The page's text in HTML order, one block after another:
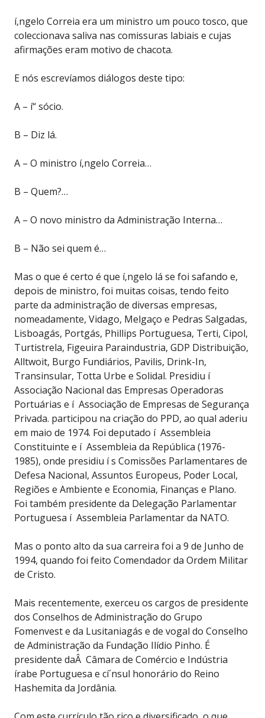
í‚ngelo Correia era um ministro um pouco tosco, que
coleccionava saliva nas comissuras labiais e cujas
afirmações eram motivo de chacota.
E nós escrevíamos diálogos deste tipo:
A – í“ sócio.
B – Diz lá.
A – O ministro í‚ngelo Correia…
B – Quem?…
A – O novo ministro da Administração Interna…
B – Não sei quem é…
Mas o que é certo é que í‚ngelo lá se foi safando e,
depois de ministro, foi muitas coisas, tendo feito
parte da administração de diversas empresas,
nomeadamente, Vidago, Melgaço e Pedras Salgadas,
Lisboagás, Portgás, Phillips Portuguesa, Terti, Cipol,
Turtistrela, Figeuira Paraindustria, GDP Distribuição,
Alltwoit, Burgo Fundiários, Pavilis, Drink-In,
Transinsular, Totta Urbe e Solidal. Presidiu í
Associação Nacional das Empresas Operadoras
Portuárias e í Associação de Empresas de Segurança
Privada. participou na criação do PPD, ao qual aderiu
em maio de 1974. Foi deputado í Assembleia
Constituinte e í Assembleia da República (1976-
1985), onde presidiu í s Comissões Parlamentares de
Defesa Nacional, Assuntos Europeus, Poder Local,
Regiões e Ambiente e Economia, Finanças e Plano.
Foi também presidente da Delegação Parlamentar
Portuguesa í Assembleia Parlamentar da NATO.
Mas o ponto alto da sua carreira foi a 9 de Junho de
1994, quando foi feito Comendador da Ordem Militar
de Cristo.
Mais recentemente, exerceu os cargos de presidente
dos Conselhos de Administração do Grupo
Fomenvest e da Lusitaniagás e de vogal do Conselho
de Administração da Fundação Ilídio Pinho. É
presidente daÂ Câmara de Comércio e Indústria
írabe Portuguesa e cí´nsul honorário do Reino
Hashemita da Jordânia.